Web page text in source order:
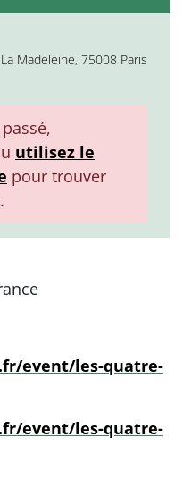
Madeleine, 75008 Paris
utilisez le
pour trouver
event/les-quatre-
event/les-quatre-